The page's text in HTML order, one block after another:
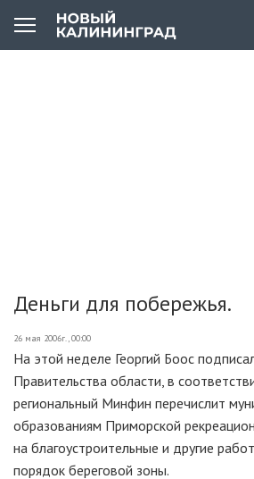
Деньги для побережья.
26 мая 2006г., 00:00
На этой неделе Георгий Боос
Правительства области, в
региональный Минфин перечислит
образованиям Приморской
на благоустроительные и другие
порядок береговой зоны.